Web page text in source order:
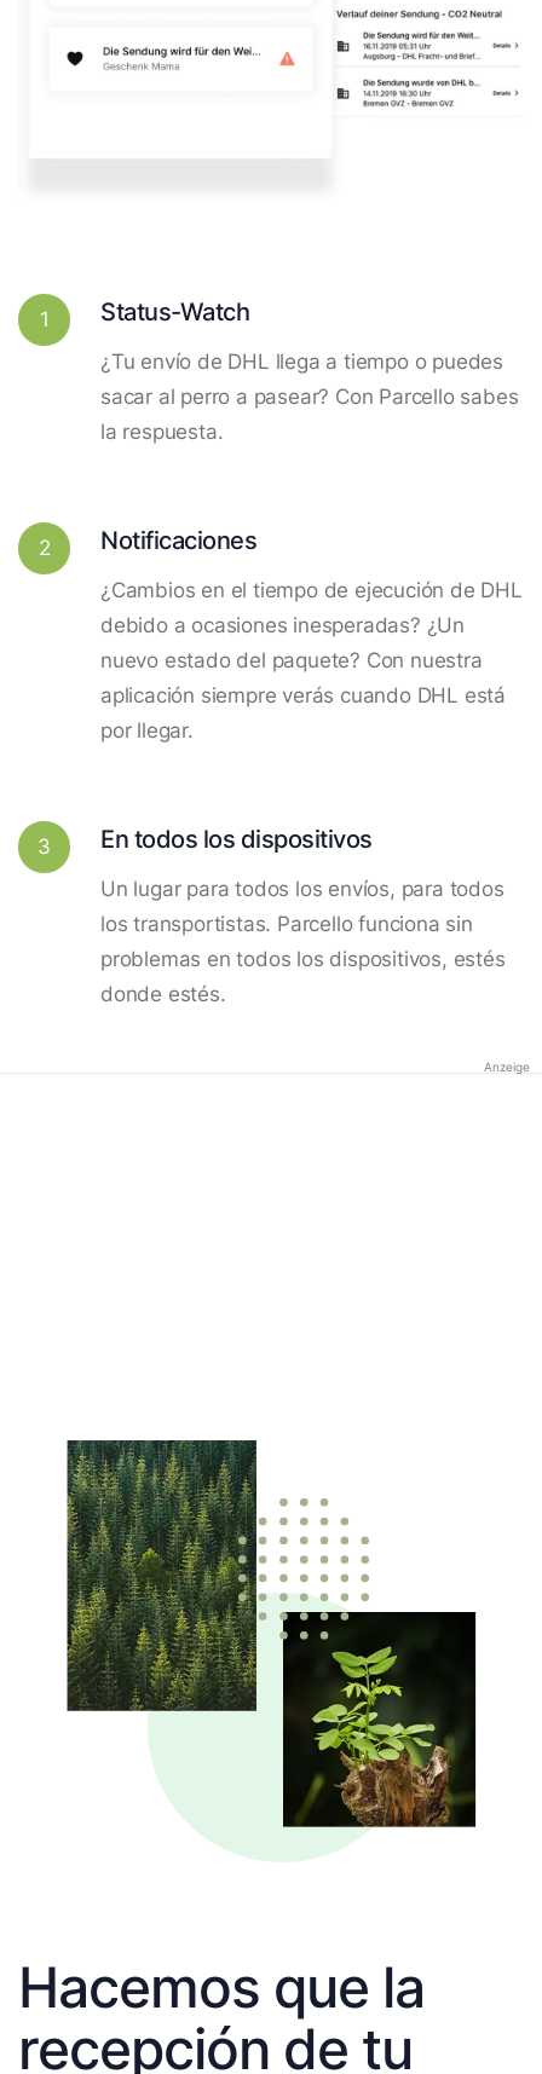
1 Status-Watch
¿Tu envío de DHL llega a tiempo o puedes
sacar al perro a pasear? Con Parcello sabes
la respuesta.
2 Notificaciones
¿Cambios en el tiempo de ejecución de DHL
debido a ocasiones inesperadas? ¿Un
nuevo estado del paquete? Con nuestra
aplicación siempre verás cuando DHL está
por llegar.
3 En todos los dispositivos
Un lugar para todos los envíos, para todos
los transportistas. Parcello funciona sin
problemas en todos los dispositivos, estés
donde estés.
Anzeige
Hacemos que la
recepción de tu